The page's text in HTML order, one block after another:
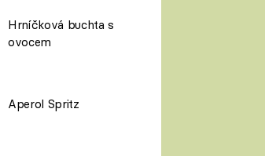
Hrníčková buchta s
ovocem
Aperol Spritz